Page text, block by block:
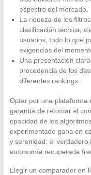
espectro del mercado.
La riqueza de los
clasificación técnica,
usuarios, todo lo que
exigencias del
Una presentación
procedencia de los
diferentes rankings.
Optar por una plataforma
garantía de retomar el
opacidad de los
experimentado gana en
y serenidad: el verdadero
autonomía recuperada
Elegir un comparador en